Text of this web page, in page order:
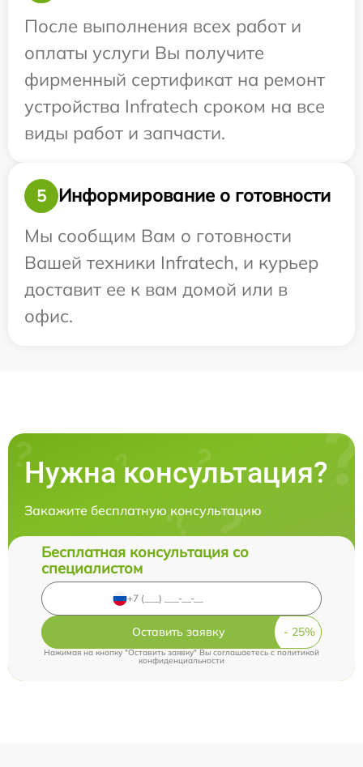
После выполнения всех работ и
оплаты услуги Вы получите
фирменный сертификат на ремонт
устройства Infratech сроком на все
виды работ и запчасти.
5
Информирование о готовности
Мы сообщим Вам о готовности
Вашей техники Infratech, и курьер
доставит ее к вам домой или в
офис.
Нужна консультация?
Закажите бесплатную консультацию
Бесплатная консультация со
специалистом
Оставить заявку
Нажимая на кнопку "Оставить заявку" Вы соглашаетесь cполитикой
конфиденциальности